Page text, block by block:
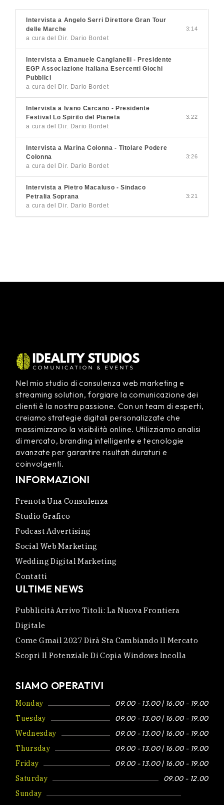
Intervista a Angelo Serri Direttore Gran Tour
delle Marche
a cura del Dir. Dario Bordet
3:14
Intervista a Emanuele Cangianelli - Presidente
EGP Associazione Italiana Esercenti Giochi
Pubblici
a cura del Dir. Dario Bordet
Intervista a Ivano Carcano - Presidente
Festival Lo Spirito del Pianeta
a cura del Dir. Dario Bordet
3:22
Intervista a Marina Colonna - Titolare Podere
Colonna
a cura del Dir. Dario Bordet
3:26
Intervista a Pietro Macaluso - Sindaco
Petralia Soprana
a cura del Dir. Dario Bordet
3:21
Nel mio studio di consulenza web marketing e
streaming solution, forgiare la comunicazione dei
clienti è la nostra passione. Con un team di esperti,
creiamo strategie digitali personalizzate che
massimizzano la visibilità online. Utilizziamo analisi
di mercato, branding intelligente e tecnologie
avanzate per garantire risultati duraturi e
coinvolgenti.
INFORMAZIONI
Prenota Una Consulenza
Studio Grafico
Podcast Advertising
Social Web Marketing
Wedding Digital Marketing
Contatti
ULTIME NEWS
Pubblicità Arrivo Titoli: La Nuova Frontiera
Digitale
Come Gmail 2027 Dirà Sta Cambiando Il Mercato
Scopri Il Potenziale Di Copia Windows Incolla
SIAMO OPERATIVI
Monday
09.00 - 13.00 | 16.00 - 19.00
Tuesday
09.00 - 13.00 | 16.00 - 19.00
Wednesday
09.00 - 13.00 | 16.00 - 19.00
Thursday
09.00 - 13.00 | 16.00 - 19.00
Friday
09.00 - 13.00 | 16.00 - 19.00
Saturday
09.00 - 12.00
Sunday